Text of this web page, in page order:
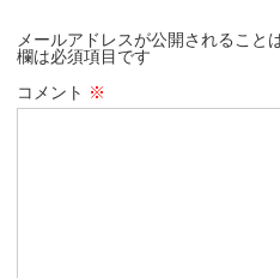
メールアドレスが公開されること
欄は必須項目です
コメント ※